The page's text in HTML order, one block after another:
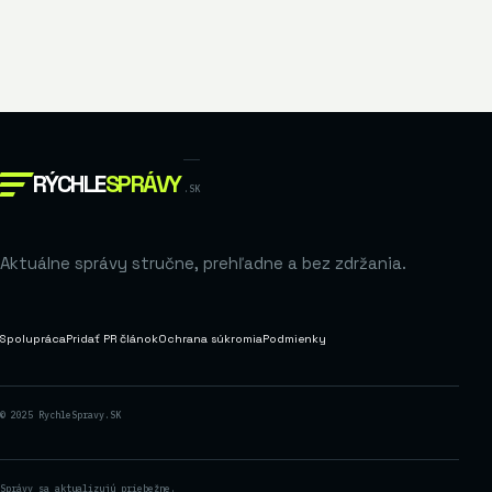
RÝCHLESPRÁVY .SK
Aktuálne správy stručne, prehľadne a bez zdržania.
SpoluprácaPridať PR článokOchrana súkromiaPodmienky
© 2025 RychleSpravy.SK
Správy sa aktualizujú priebežne.